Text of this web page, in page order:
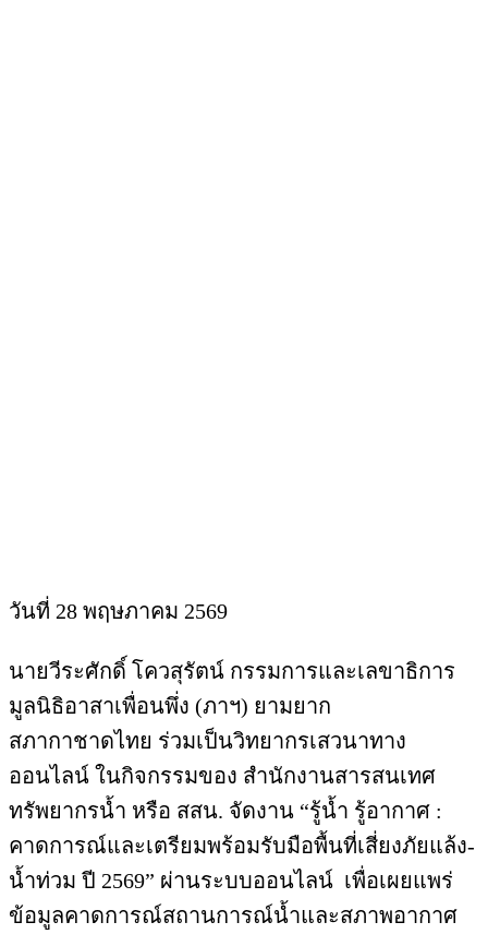
วันที่ 28 พฤษภาคม 2569
นายวีระศักดิ์ โควสุรัตน์ กรรมการและเลขาธิการ
มูลนิธิอาสาเพื่อนพึ่ง (ภาฯ) ยามยาก
สภากาชาดไทย ร่วมเป็นวิทยากรเสวนาทาง
ออนไลน์ ในกิจกรรมของ สำนักงานสารสนเทศ
ทรัพยากรน้ำ หรือ สสน. จัดงาน “รู้น้ำ รู้อากาศ :
คาดการณ์และเตรียมพร้อมรับมือพื้นที่เสี่ยงภัยแล้ง-
น้ำท่วม ปี 2569” ผ่านระบบออนไลน์ เพื่อเผยแพร่
ข้อมูลคาดการณ์สถานการณ์น้ำและสภาพอากาศ